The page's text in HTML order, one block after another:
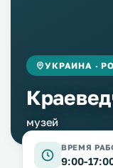
УКРАИНА ·
музей
ВРЕМЯ
9:00-